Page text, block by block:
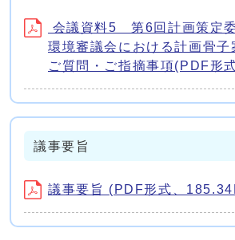
会議資料5 第6回計画策定
環境審議会における計画骨子
ご質問・ご指摘事項(PDF形
議事要旨
議事要旨 (PDF形式、